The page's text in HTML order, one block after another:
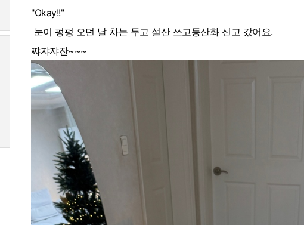
"Okay!!"
눈이 펑펑 오던 날 차는 두고 설산 쓰고등산화 신고 갔어요.
쨔쟈쟈잔~~~